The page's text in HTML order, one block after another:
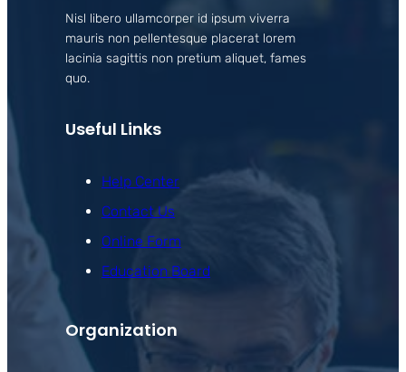
Nisl libero ullamcorper id ipsum viverra
mauris non pellentesque placerat lorem
lacinia sagittis non pretium aliquet, fames
quo.
Useful Links
Help Center
Contact Us
Online Form
Education Board
Organization